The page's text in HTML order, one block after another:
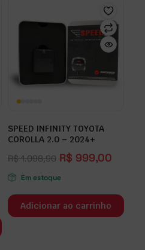
SPEED INFINITY TOYOTA
COROLLA 2.0 – 2024+
R$1.098,90 R$ 999,00
Em estoque
Adicionar ao carrinho